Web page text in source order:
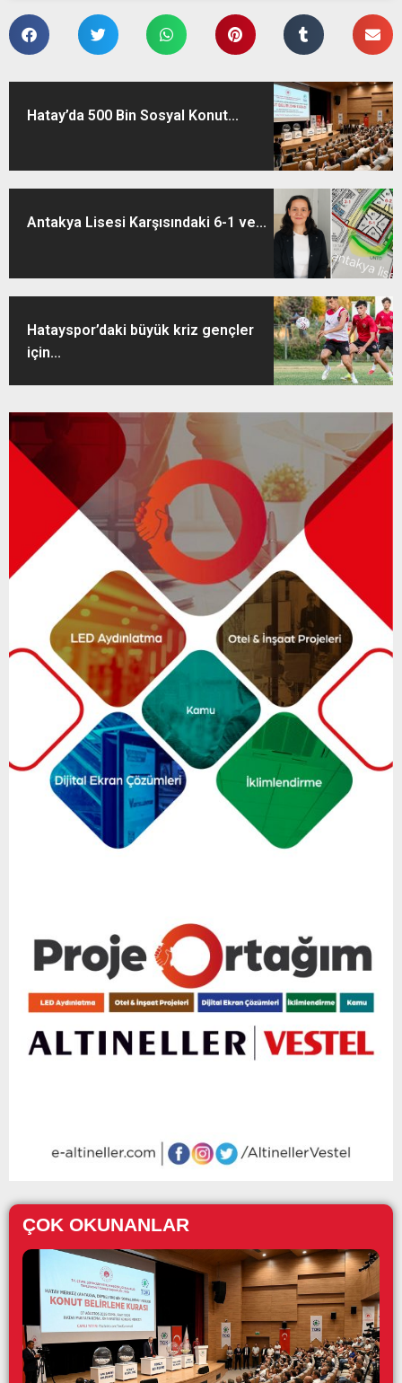
Hatay’da 500 Bin Sosyal Konut...
Antakya Lisesi Karşısındaki 6-1 ve...
Hatayspor’daki büyük kriz gençler
için...
ÇOK OKUNANLAR